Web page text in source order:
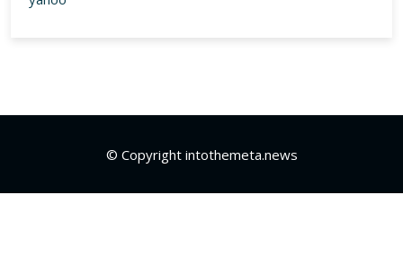
© Copyright intothemeta.news